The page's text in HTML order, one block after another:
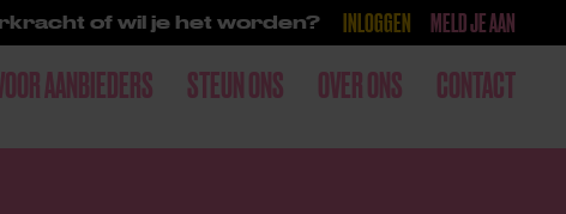
of wil je het worden? INLOGGEN MELD JE AAN
AANBIEDERS STEUN ONS OVER ONS CONTACT